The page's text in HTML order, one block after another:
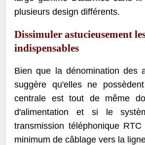
plusieurs design différents.
Dissimuler astucieusement
indispensables
Bien que la dénomination des
suggère qu'elles ne
centrale est tout de même
d'alimentation et si le
transmission téléphonique
minimum de câblage vers la